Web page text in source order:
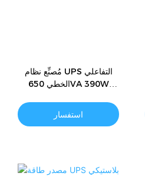
مُصنِّع نظام UPS التفاعلي
الخطي 650VA 390W
استفسار